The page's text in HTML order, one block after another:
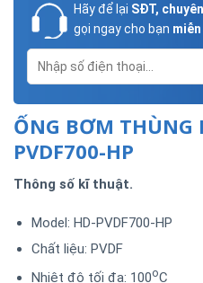
Hãy để lại SĐT,
gọi ngay cho bạn
ỐNG BƠM THÙNG
PVDF700-HP
Thông số kĩ thuật.
Model: HD-PVDF700-HP
Chất liệu: PVDF
Nhiệt độ tối đa: 100oC